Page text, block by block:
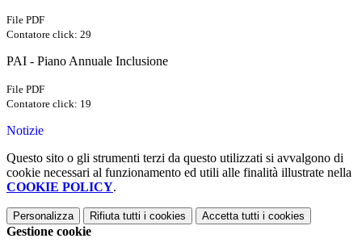
File PDF
Contatore click: 29
PAI - Piano Annuale Inclusione
File PDF
Contatore click: 19
Notizie
Questo sito o gli strumenti terzi da questo utilizzati si avvalgono di
cookie necessari al funzionamento ed utili alle finalità illustrate nella
COOKIE POLICY.
Personalizza Rifiuta tutti i cookies Accetta tutti i cookies
Gestione cookie